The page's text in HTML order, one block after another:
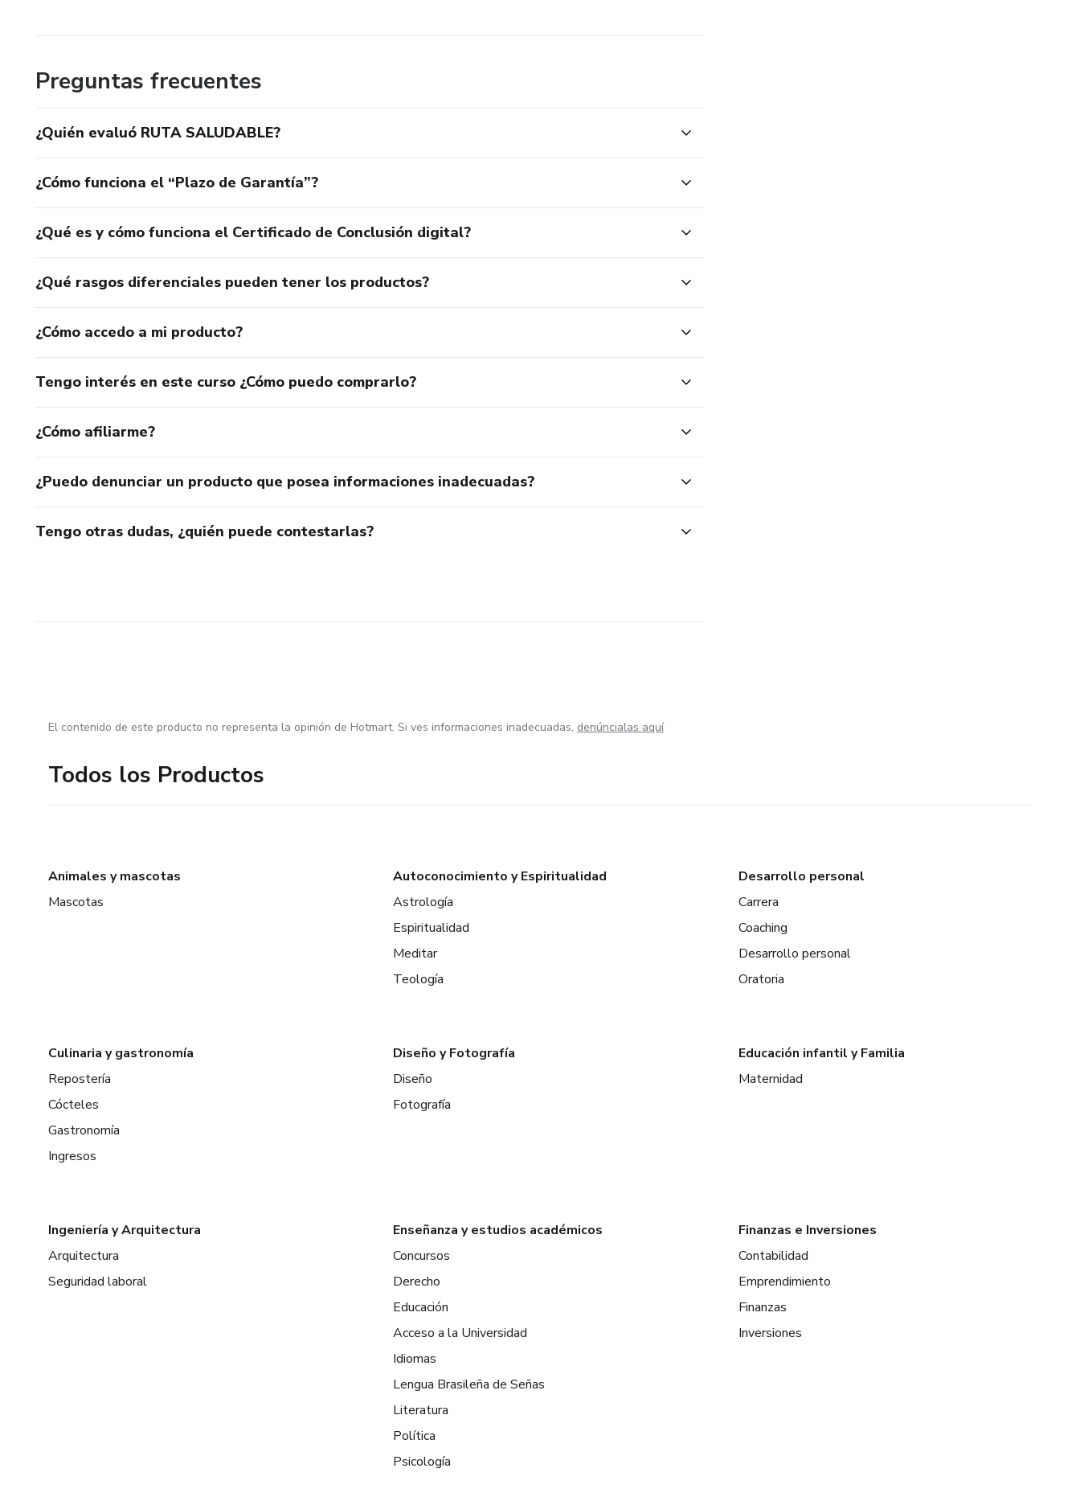
Preguntas frecuentes
¿Quién evaluó RUTA SALUDABLE?
¿Cómo funciona el “Plazo de Garantía”?
¿Qué es y cómo funciona el Certificado de Conclusión digital?
¿Qué rasgos diferenciales pueden tener los productos?
¿Cómo accedo a mi producto?
Tengo interés en este curso ¿Cómo puedo comprarlo?
¿Cómo afiliarme?
¿Puedo denunciar un producto que posea informaciones inadecuadas?
Tengo otras dudas, ¿quién puede contestarlas?
El contenido de este producto no representa la opinión de Hotmart. Si ves informaciones inadecuadas, denúncialas aquí
Todos los Productos
Animales y mascotas
Mascotas
Autoconocimiento y Espiritualidad
Astrología
Espiritualidad
Meditar
Teología
Desarrollo personal
Carrera
Coaching
Desarrollo personal
Oratoria
Culinaria y gastronomía
Repostería
Cócteles
Gastronomía
Ingresos
Diseño y Fotografía
Diseño
Fotografía
Educación infantil y Familia
Maternidad
Ingeniería y Arquitectura
Arquitectura
Seguridad laboral
Enseñanza y estudios académicos
Concursos
Derecho
Educación
Acceso a la Universidad
Idiomas
Lengua Brasileña de Señas
Literatura
Política
Psicología
Finanzas e Inversiones
Contabilidad
Emprendimiento
Finanzas
Inversiones